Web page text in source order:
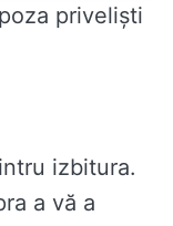
priveliști
izbitura.
a vă a